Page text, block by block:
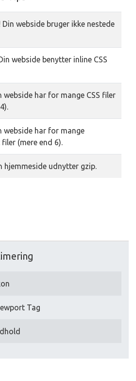
webside bruger ikke nestede
webside benytter inline CSS
webside har for mange CSS filer
webside har for mange
(mere end 6).
hjemmeside udnytter gzip.
Tag